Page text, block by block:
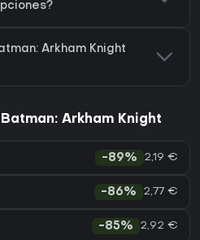
Arkham Knight
Arkham Knight
-89% 2,19 €
-86% 2,77 €
-85% 2,92 €